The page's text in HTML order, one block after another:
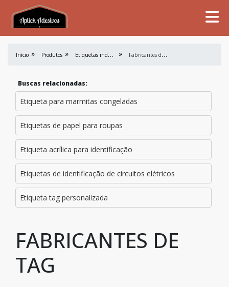
Início Produtos E
tiquetas industriais F
abricantes de tag
Buscas relacionadas:
Etiqueta para marmitas congeladas
Etiquetas de papel para roupas
Etiqueta acrílica para identificação
Etiquetas de identificação de circuitos elétricos
Etiqueta tag personalizada
FABRICANTES DE
TAG